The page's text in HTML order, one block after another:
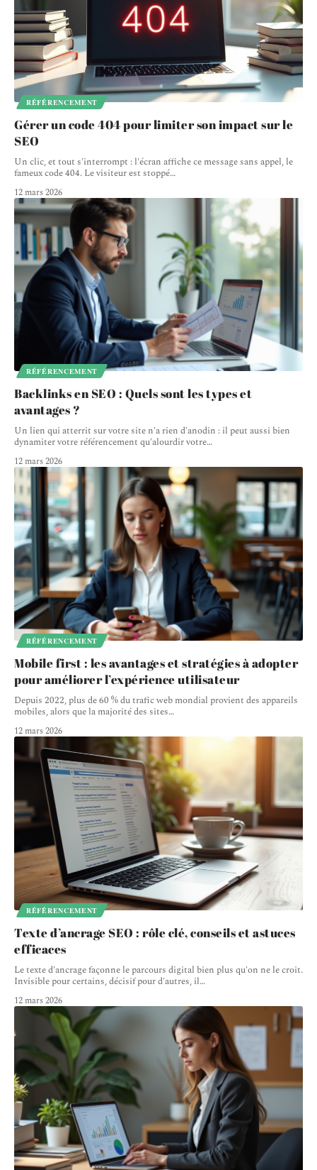
RÉFÉRENCEMENT
Gérer un code 404 pour limiter son impact sur le
SEO
Un clic, et tout s'interrompt : l'écran affiche ce message sans appel, le
fameux code 404. Le visiteur est stoppé…
12 mars 2026
RÉFÉRENCEMENT
Backlinks en SEO : Quels sont les types et
avantages ?
Un lien qui atterrit sur votre site n'a rien d'anodin : il peut aussi bien
dynamiter votre référencement qu'alourdir votre…
12 mars 2026
RÉFÉRENCEMENT
Mobile first : les avantages et stratégies à adopter
pour améliorer l’expérience utilisateur
Depuis 2022, plus de 60 % du trafic web mondial provient des appareils
mobiles, alors que la majorité des sites…
12 mars 2026
RÉFÉRENCEMENT
Texte d’ancrage SEO : rôle clé, conseils et astuces
efficaces
Le texte d'ancrage façonne le parcours digital bien plus qu'on ne le croit.
Invisible pour certains, décisif pour d'autres, il…
12 mars 2026